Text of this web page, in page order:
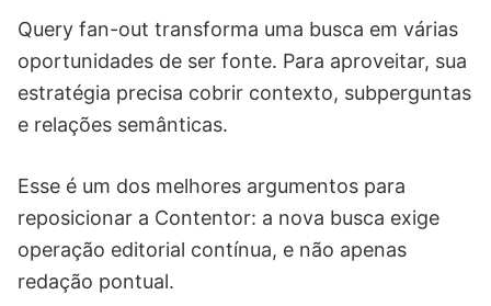
Query fan-out transforma uma busca em várias
oportunidades de ser fonte. Para aproveitar, sua
estratégia precisa cobrir contexto, subperguntas
e relações semânticas.
Esse é um dos melhores argumentos para
reposicionar a Contentor: a nova busca exige
operação editorial contínua, e não apenas
redação pontual.